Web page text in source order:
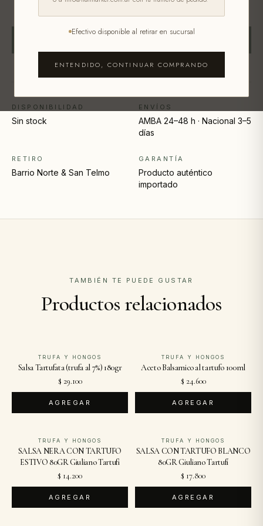
DISPONIBILIDAD
Sin stock
ENVÍOS
AMBA 24–48 h · Nacional 3–5
días
RETIRO
Barrio Norte & San Telmo
GARANTÍA
Producto auténtico
importado
TAMBIÉN TE PUEDE GUSTAR
Productos relacionados
TRUFA Y HONGOS
Salsa Tartufata (trufa al 7%) 180gr
$ 29.100
AGREGAR
TRUFA Y HONGOS
Aceto Balsamico al tartufo 100ml
$ 24.600
AGREGAR
TRUFA Y HONGOS
SALSA NERA CON TARTUFO
ESTIVO 80GR Giuliano Tartufi
$ 14.200
AGREGAR
TRUFA Y HONGOS
SALSA CON TARTUFO BLANCO
80GR Giuliano Tartufi
$ 17.800
AGREGAR
Efectivo disponible al retirar en sucursal
ENTENDIDO, CONTINUAR COMPRANDO